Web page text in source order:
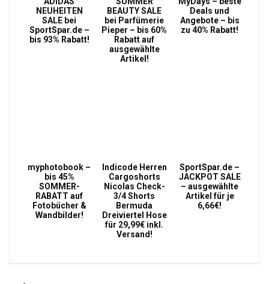
NEUHEITEN
SALE bei
SportSpar.de –
bis 93% Rabatt!
BEAUTY SALE
bei Parfümerie
Pieper – bis 60%
Rabatt auf
ausgewählte
Artikel!
Deals und
Angebote – bis
zu 40% Rabatt!
myphotobook –
bis 45%
SOMMER-
RABATT auf
Fotobücher &
Wandbilder!
Indicode Herren
Cargoshorts
Nicolas Check-
3/4 Shorts
Bermuda
Dreiviertel Hose
für 29,99€ inkl.
Versand!
SportSpar.de –
JACKPOT SALE
– ausgewählte
Artikel für je
6,66€!